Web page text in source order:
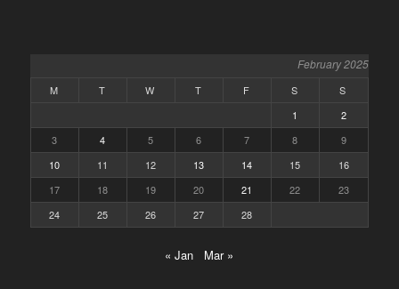
February 2025
M T W T F S
S
1
2
3
4 5 6 7 8
9
10
11 12 13 14 15
16
17
18 19 20 21 22
23
24
25 26 27 28
« Jan Mar »